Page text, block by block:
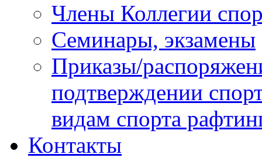
Члены Коллегии
Семинары, экзамены
Приказы/
подтверждении
видам спорта
Контакты